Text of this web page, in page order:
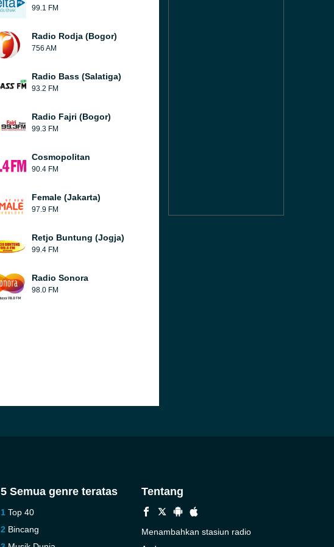
99.1 FM
Radio Rodja (Bogor)
756 AM
Radio Bass (Salatiga)
93.2 FM
Radio Fajri (Bogor)
99.3 FM
Cosmopolitan
90.4 FM
Female (Jakarta)
97.9 FM
Retjo Buntung (Jogja)
99.4 FM
Radio Sonora
98.0 FM
5 Semua genre teratas
Top 40
Bincang
Tentang
Menambahkan stasiun radio